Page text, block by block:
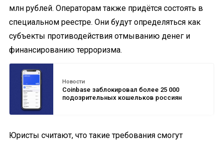
млн рублей. Операторам также придётся состоять в
специальном реестре. Они будут определяться как
субъекты противодействия отмыванию денег и
финансированию терроризма.
Новости
Coinbase заблокировал более 25 000
подозрительных кошельков россиян
Юристы считают, что такие требования смогут